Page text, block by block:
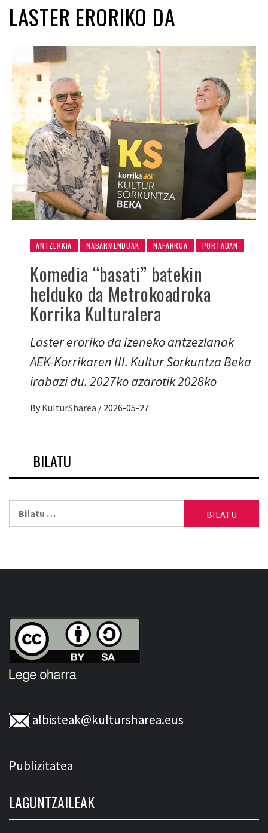
LASTER ERORIKO DA
ANTZERKIA NABARMENDUAK NAFARROA PORTADAN
Komedia “basati” batekin
helduko da Metrokoadroka
Korrika Kulturalera
Laster eroriko da izeneko antzezlanak
AEK-Korrikaren III. Kultur Sorkuntza Beka
irabazi du. 2027ko azarotik 2028ko
By KulturSharea / 2026-05-27
BILATU
albisteak@kultursharea.eus
Publizitatea
LAGUNTZAILEAK